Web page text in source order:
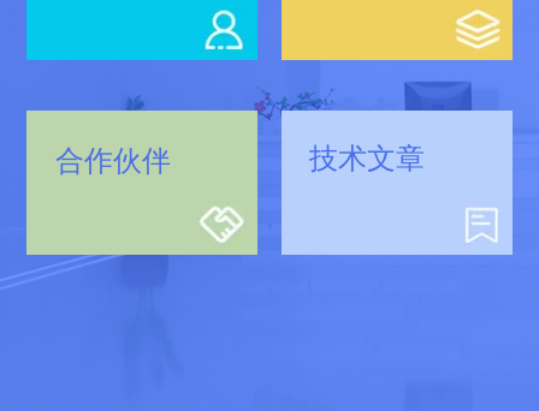
合作伙伴 技术文章